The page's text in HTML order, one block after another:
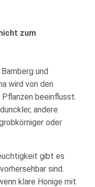
zum
und
wird von den
beeinflusst.
andere
oder
gibt es
sind.
klare Honige mit